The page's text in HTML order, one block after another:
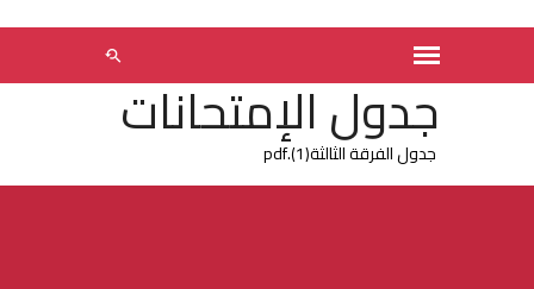
جدول الإمتحانات
جدول الفرقة الثالثة(1).pdf